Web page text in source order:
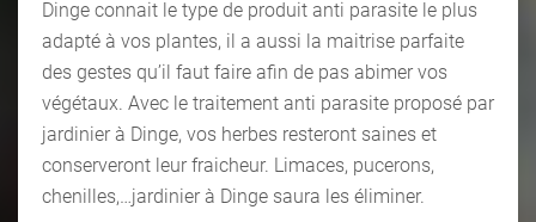
Dinge connait le type de produit anti parasite le plus
adapté à vos plantes, il a aussi la maitrise parfaite
des gestes qu’il faut faire afin de pas abimer vos
végétaux. Avec le traitement anti parasite proposé par
jardinier à Dinge, vos herbes resteront saines et
conserveront leur fraicheur. Limaces, pucerons,
chenilles,…jardinier à Dinge saura les éliminer.